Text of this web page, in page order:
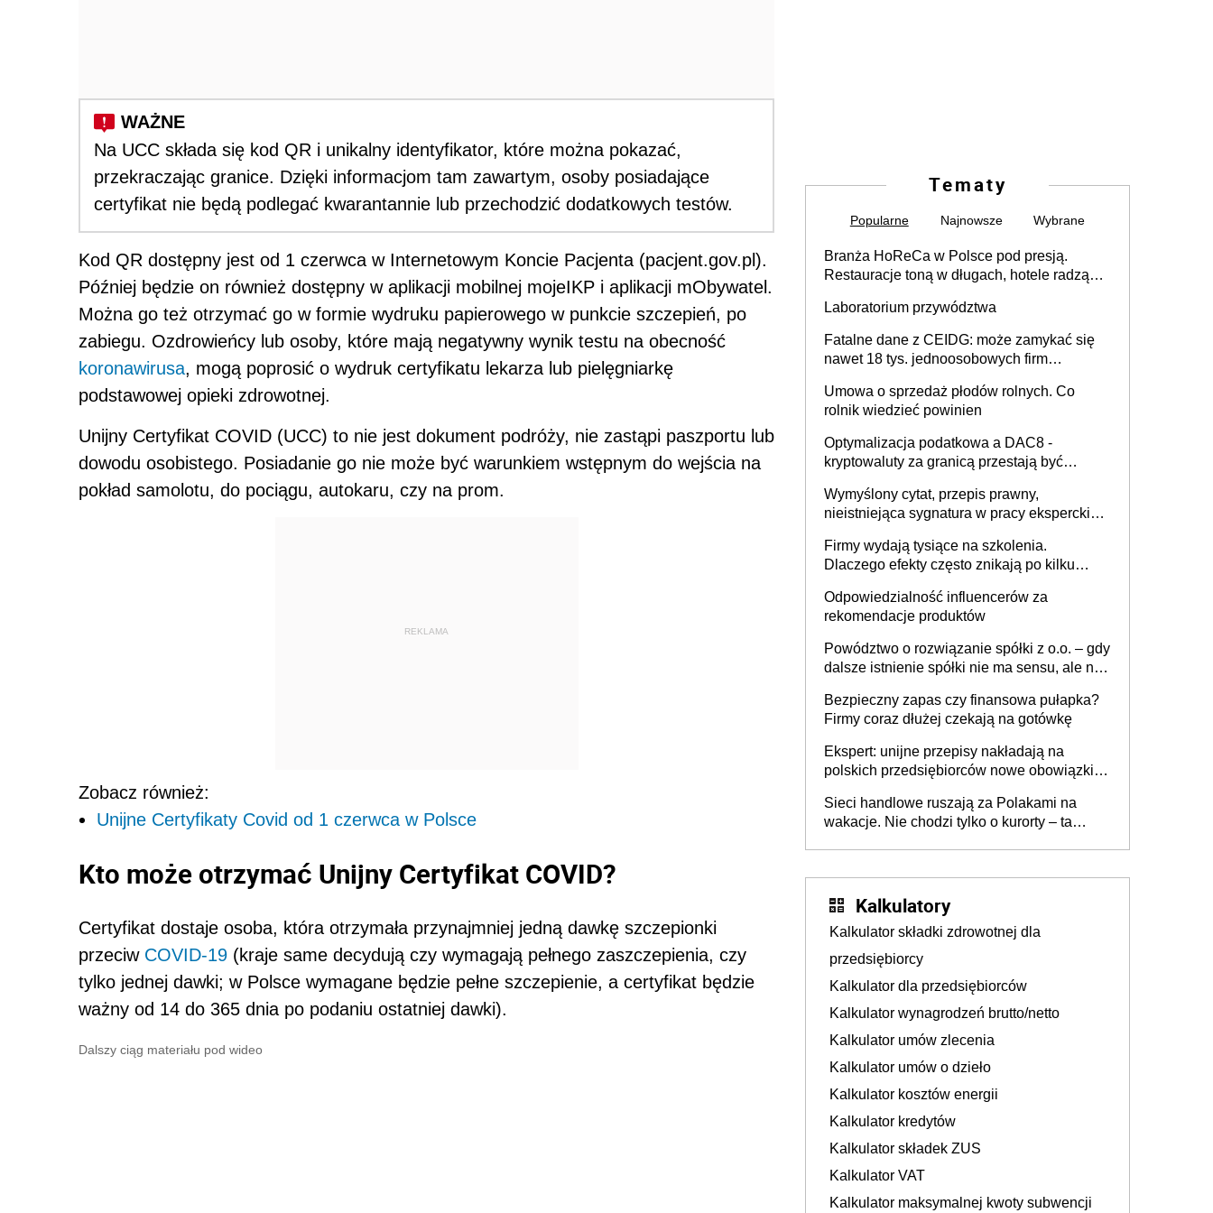
Na UCC składa się kod QR i unikalny identyfikator, które można pokazać,
przekraczając granice. Dzięki informacjom tam zawartym, osoby posiadające
certyfikat nie będą podlegać kwarantannie lub przechodzić dodatkowych testów.
Kod QR dostępny jest od 1 czerwca w Internetowym Koncie Pacjenta (pacjent.gov.pl).
Później będzie on również dostępny w aplikacji mobilnej mojeIKP i aplikacji mObywatel.
Można go też otrzymać go w formie wydruku papierowego w punkcie szczepień, po
zabiegu. Ozdrowieńcy lub osoby, które mają negatywny wynik testu na obecność
koronawirusa, mogą poprosić o wydruk certyfikatu lekarza lub pielęgniarkę
podstawowej opieki zdrowotnej.
Unijny Certyfikat COVID (UCC) to nie jest dokument podróży, nie zastąpi paszportu lub
dowodu osobistego. Posiadanie go nie może być warunkiem wstępnym do wejścia na
pokład samolotu, do pociągu, autokaru, czy na prom.
REKLAMA
Zobacz również:
Unijne Certyfikaty Covid od 1 czerwca w Polsce
Kto może otrzymać Unijny Certyfikat COVID?
Certyfikat dostaje osoba, która otrzymała przynajmniej jedną dawkę szczepionki
przeciw COVID-19 (kraje same decydują czy wymagają pełnego zaszczepienia, czy
tylko jednej dawki; w Polsce wymagane będzie pełne szczepienie, a certyfikat będzie
ważny od 14 do 365 dnia po podaniu ostatniej dawki).
Dalszy ciąg materiału pod wideo
Tematy
Popularne Najnowsze Wybrane
Branża HoReCa w Polsce pod presją.
Restauracje toną w długach, hotele radzą
Laboratorium przywództwa
Fatalne dane z CEIDG: może zamykać się
nawet 18 tys. jednoosobowych firm
Umowa o sprzedaż płodów rolnych. Co
rolnik wiedzieć powinien
Optymalizacja podatkowa a DAC8 -
kryptowaluty za granicą przestają być
Wymyślony cytat, przepis prawny,
nieistniejąca sygnatura w pracy eksperckiej -
firmie
Firmy wydają tysiące na szkolenia.
Dlaczego efekty często znikają po kilku
Odpowiedzialność influencerów za
rekomendacje produktów
Powództwo o rozwiązanie spółki z o.o. – gdy
dalsze istnienie spółki nie ma sensu, ale nie
Bezpieczny zapas czy finansowa pułapka?
Firmy coraz dłużej czekają na gotówkę
Ekspert: unijne przepisy nakładają na
polskich przedsiębiorców nowe obowiązki w
Sieci handlowe ruszają za Polakami na
wakacje. Nie chodzi tylko o kurorty – ta
Kalkulatory
Kalkulator składki zdrowotnej dla
przedsiębiorcy
Kalkulator dla przedsiębiorców
Kalkulator wynagrodzeń brutto/netto
Kalkulator umów zlecenia
Kalkulator umów o dzieło
Kalkulator kosztów energii
Kalkulator kredytów
Kalkulator składek ZUS
Kalkulator VAT
Kalkulator maksymalnej kwoty subwencji